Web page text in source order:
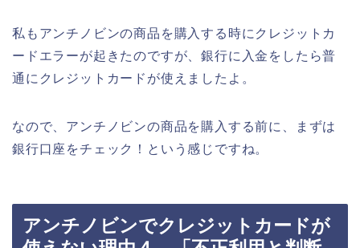
私もアンチノビンの商品を購入する時にクレジットカ
ードエラーが起きたのですが、銀行に入金をしたら普
通にクレジットカードが使えましたよ。
なので、アンチノビンの商品を購入する前に、まずは
銀行口座をチェック！という感じですね。
アンチノビンでクレジットカードが